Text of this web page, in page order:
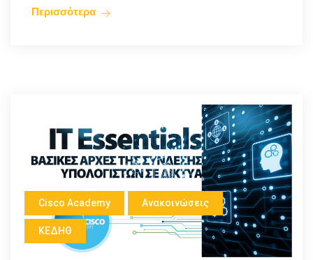
Περισσότερα
Cisco Academy Ανακοινώσεις
ΚΕΔΗΘ